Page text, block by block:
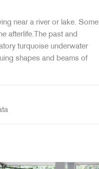
near a river or lake. Some
afterlife.The past and
turquoise underwater
shapes and beams of